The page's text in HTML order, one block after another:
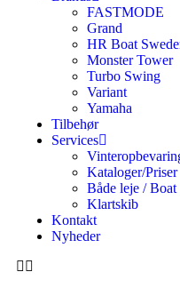
FASTMODE
Grand
HR Boat
Monster Tower
Turbo Swing
Variant
Yamaha
Tilbehør
Services
Kataloger/Priser
Både leje / Boat
Klartskib
Kontakt
Nyheder